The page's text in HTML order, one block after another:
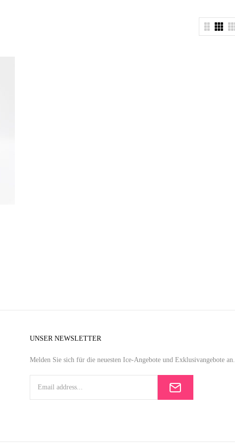
UNSER NEWSLETTER
Melden Sie sich für die neuesten Ice-Angebote und Exklusivangebote an.